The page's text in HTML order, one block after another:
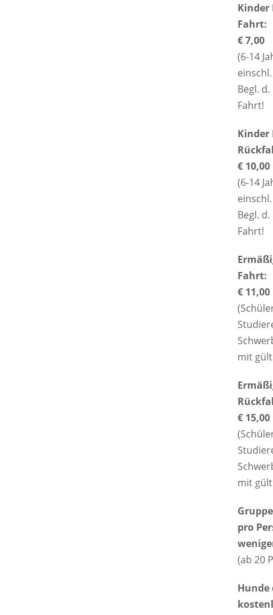
Kinder
Fahrt:
€ 7,00
(6-14
Begl.
Fahrt!
Kinder
€ 10,00
(6-14
Begl.
Fahrt!
Fahrt:
€ 11,00
mit
€ 15,00
mit
pro
(ab 20
Hunde